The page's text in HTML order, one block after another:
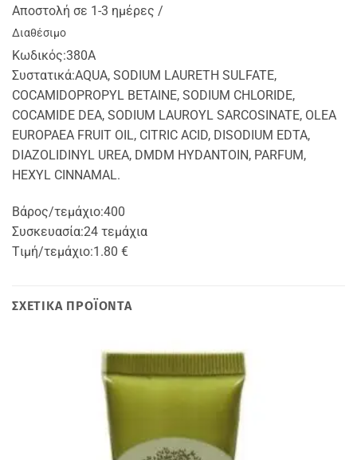
Αποστολή σε 1-3 ημέρες /
Διαθέσιμο
Κωδικός:380A
Συστατικά:AQUA, SODIUM LAURETH SULFATE,
COCAMIDOPROPYL BETAINE, SODIUM CHLORIDE,
COCAMIDE DEA, SODIUM LAUROYL SARCOSINATE, OLEA
EUROPAEA FRUIT OIL, CITRIC ACID, DISODIUM EDTA,
DIAZOLIDINYL UREA, DMDM HYDANTOIN, PARFUM,
HEXYL CINNAMAL.
Βάρος/τεμάχιο:400
Συσκευασία:24 τεμάχια
Tιμή/τεμάχιο:1.80 €
ΣΧΕΤΙΚΆ ΠΡΟΪΌΝΤΑ